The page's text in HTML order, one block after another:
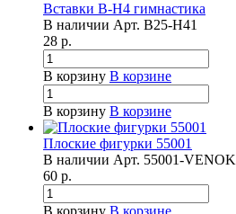
Вставки B-H4 гимнастика
В наличии Арт. B25-H41
28 р.
В корзину В корзине
В корзину В корзине
Плоские фигурки 55001
В наличии Арт. 55001-VENOK
60 р.